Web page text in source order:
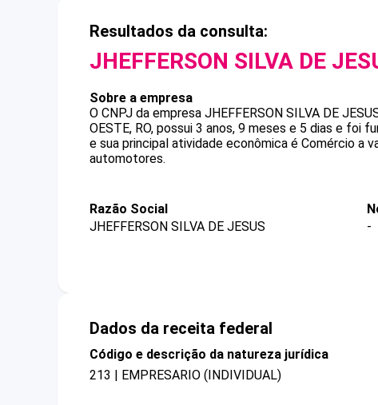
Resultados da consulta:
JHEFFERSON SILVA DE
Sobre a empresa
O CNPJ da empresa JHEFFERSON SILVA DE
OESTE, RO, possui 3 anos, 9 meses e 5 dias e foi
e sua principal atividade econômica é Comércio a
automotores.
Razão Social
JHEFFERSON SILVA DE JESUS
-
Dados da receita federal
Código e descrição da natureza jurídica
213 | EMPRESARIO (INDIVIDUAL)